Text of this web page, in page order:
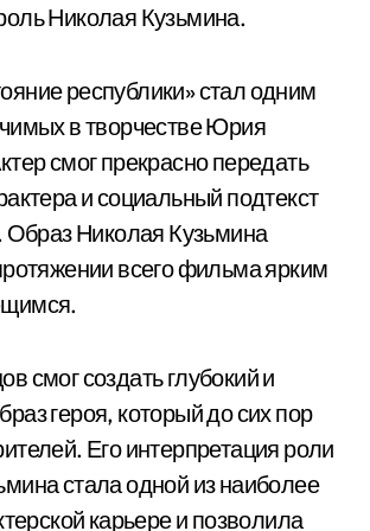
Николая Кузьмина.
республики» стал одним
в творчестве Юрия
смог прекрасно передать
и социальный подтекст
Образ Николая Кузьмина
всего фильма ярким
смог создать глубокий и
героя, который до сих пор
Его интерпретация роли
стала одной из наиболее
карьере и позволила